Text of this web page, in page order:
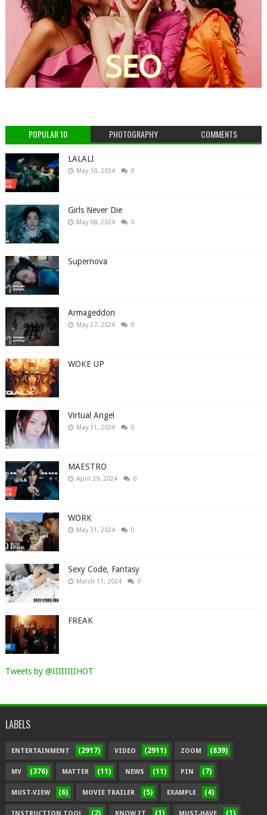
POPULAR 10 PHOTOGRAPHY COMMENTS
LALALI
May 10, 2024 0
Girls Never Die
May 08, 2024 0
Supernova
Armageddon
May 27, 2024 0
WOKE UP
Virtual Angel
May 31, 2024 0
MAESTRO
April 29, 2024 0
WORK
May 31, 2024 0
Sexy Code, Fantasy
March 11, 2024 0
FREAK
Tweets by @IIIIIIIIHOT
LABELS
ENTERTAINMENT (2917) VIDEO (2911) ZOOM (839)
MV (376) MATTER (11) NEWS (11) PIN (7)
MUST-VIEW (6) MOVIE TRAILER (5) EXAMPLE (4)
INSTRUCTION TOOL (2) KNOW IT (1) MUST-HAVE (1)